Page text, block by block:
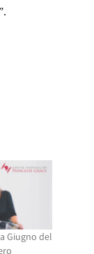
Giugno del